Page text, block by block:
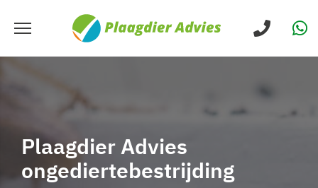
Plaagdier Advies
ongediertebestrijding